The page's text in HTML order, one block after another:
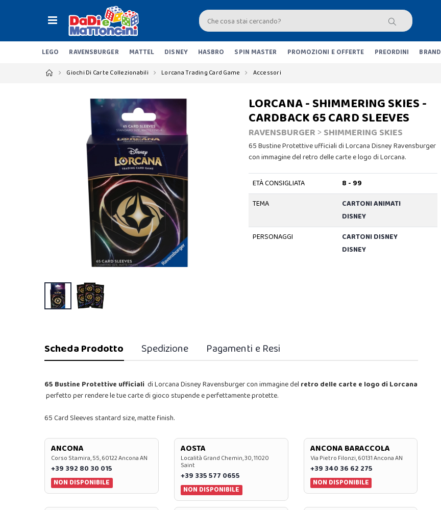
LEGO RAVENSBURGER MATTEL DISNEY HASBRO SPIN MASTER PROMOZIONI E OFFERTE PREORDINI BRAND
Giochi Di Carte Collezionabili Lorcana Trading Card Game Accessori
LORCANA - SHIMMERING SKIES -
CARDBACK 65 CARD SLEEVES
RAVENSBURGER> SHIMMERING SKIES
65 Bustine Protettive ufficiali di Lorcana Disney Ravensburger
con immagine del retro delle carte e logo di Lorcana.
ETÀ CONSIGLIATA
8 - 99
TEMA
CARTONI ANIMATI
DISNEY
PERSONAGGI
CARTONI DISNEY
DISNEY
Scheda Prodotto Spedizione Pagamenti e Resi
65 Bustine Protettive ufficiali di Lorcana Disney Ravensburger con immagine del retro delle carte e logo di Lorcana
perfetto per rendere le tue carte di gioco stupende e perfettamente protette.
65 Card Sleeves stantard size, matte finish.
ANCONA
Corso Stamira, 55, 60122 Ancona AN
+39 392 80 30 015
NON DISPONIBILE
AOSTA
Località Grand Chemin, 30, 11020
Saint
+39 335 577 0655
NON DISPONIBILE
ANCONA BARACCOLA
Via Pietro Filonzi, 60131 Ancona AN
+39 340 36 62 275
NON DISPONIBILE